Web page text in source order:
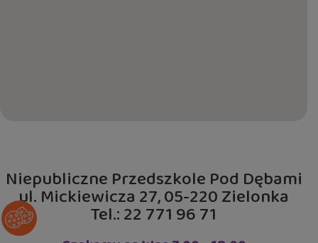
Niepubliczne Przedszkole Pod Dębami
ul. Mickiewicza 27, 05-220 Zielonka
Tel.: 22 771 96 71